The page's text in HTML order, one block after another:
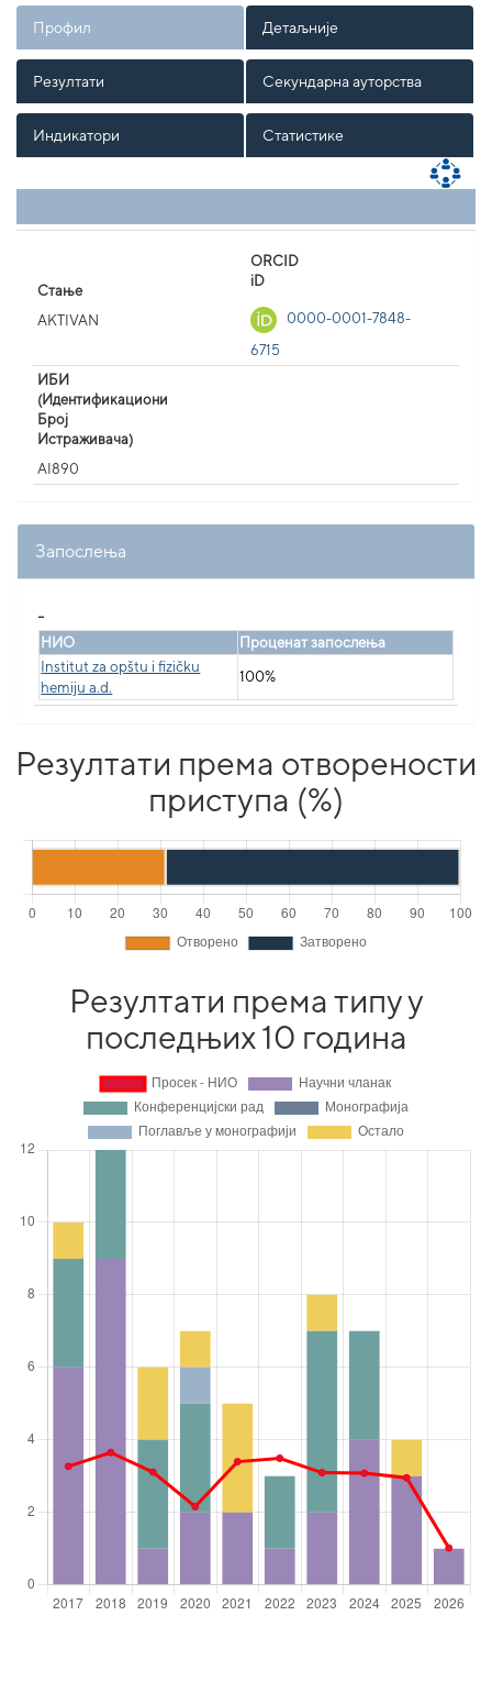
Профил Детаљније
Резултати Секундарна ауторства
Индикатори Статистике
Стање
AKTIVAN
ORCID
iD
0000-0001-7848-
6715
ИБИ
(Идентификациони
Број
Истраживача)
AI890
Запослења
НИО
Проценат запослења
Institut za opštu i fizičku
hemiju a.d.
100%
Резултати према отворености
приступа (%)
Резултати према типу у
последњих 10 година